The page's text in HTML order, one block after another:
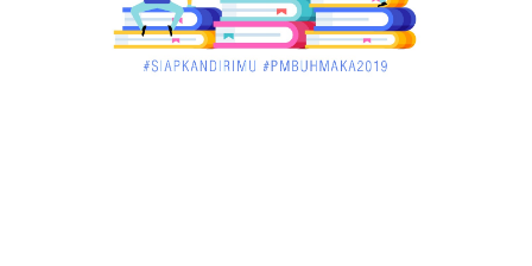
March 02, 2018
KALBAR